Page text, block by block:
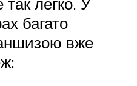
багато
вже